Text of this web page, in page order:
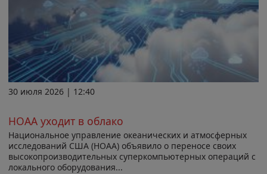
30 июля 2026 | 12:40
НОАА уходит в облако
Национальное управление океанических и атмосферных
исследований США (НОАА) объявило о переносе своих
высокопроизводительных суперкомпьютерных операций с
локального оборудования...